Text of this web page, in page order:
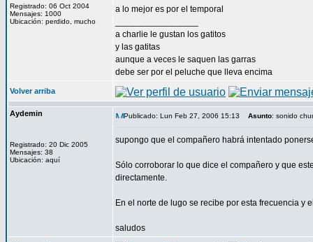
Registrado: 06 Oct 2004
Mensajes: 1000
Ubicación: perdido, mucho
a lo mejor es por el temporal
a charlie le gustan los gatitos
y las gatitas
aunque a veces le saquen las garras
debe ser por el peluche que lleva encima
Volver arriba
Aydemin
Registrado: 20 Dic 2005
Mensajes: 38
Ubicación: aquí
Publicado: Lun Feb 27, 2006 15:13 Asunto: sonido
supongo que el compañero habrá intentado
Sólo corroborar lo que dice el compañero y que
directamente.
En el norte de lugo se recibe por esta frecuencia y
saludos